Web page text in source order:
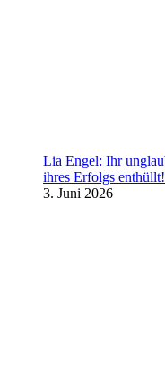
Lia Engel: Ihr
ihres Erfolgs enthüllt!
3. Juni 2026